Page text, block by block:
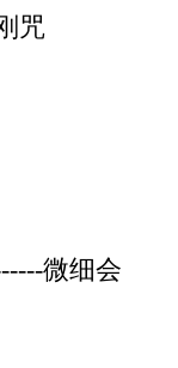
咒
微细会